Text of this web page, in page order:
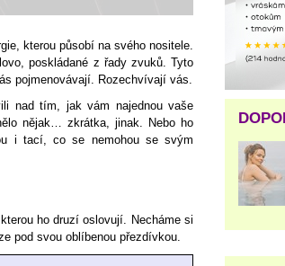
kterou působí na svého nositele.
poskládané z řady zvuků. Tyto
pojmenovávají. Rozechvívají vás.
nad tím, jak vám najednou vaše
nějak… zkrátka, jinak. Nebo ho
i tací, co se nemohou se svým
ho druzí oslovují. Necháme si
pod svou oblíbenou přezdívkou.